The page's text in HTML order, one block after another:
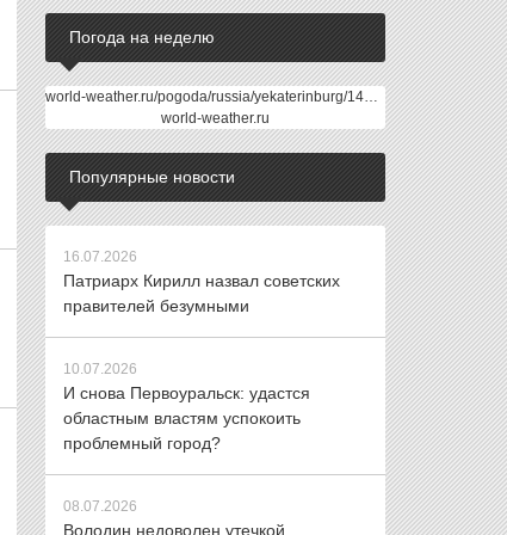
Погода на неделю
world-weather.ru/pogoda/russia/yekaterinburg/14days/
world-weather.ru
Популярные новости
16.07.2026
Патриарх Кирилл назвал советских
правителей безумными
10.07.2026
И снова Первоуральск: удастся
областным властям успокоить
проблемный город?
08.07.2026
Володин недоволен утечкой